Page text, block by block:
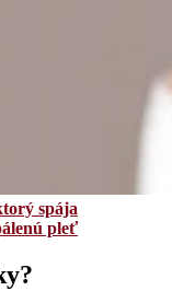
spája
pleť